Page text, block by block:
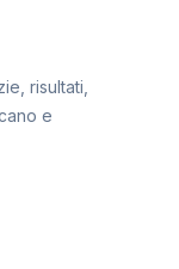
risultati,
e